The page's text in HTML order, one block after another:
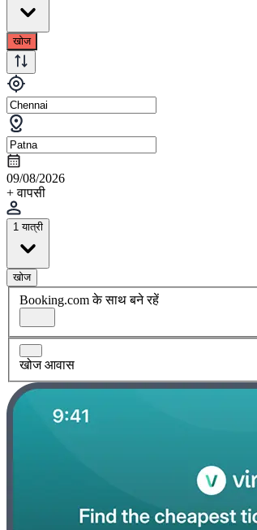
खोज
09/08/2026
+ वापसी
1 यात्री
खोज
Booking.com के साथ बने रहें
खोज आवास